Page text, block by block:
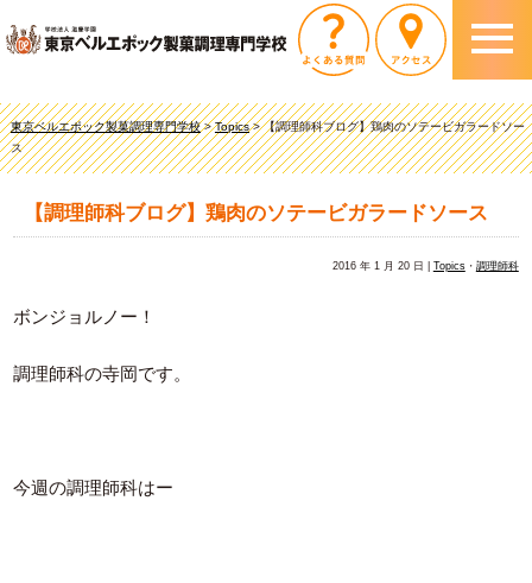
東京ベルエポック製菓調理専門学校>Topics>【調理師科ブログ】鶏肉のソテービガラードソー
ス
【調理師科ブログ】鶏肉のソテービガラードソース
2016 年 1 月 20 日 | Topics・ 調理師科
ボンジョルノー！
調理師科の寺岡です。
今週の調理師科はー